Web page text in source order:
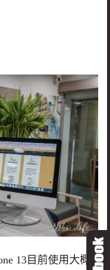
13 目前使用大概